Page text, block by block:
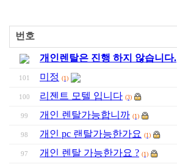
번호
개인렌탈은 진행 하지 않습니다.
101 미정 (1)
100 리젠트 모텔 입니다 (3)
99 개인 렌탈가능합니까 (1)
98 개인 pc 랜탈가능한가요 (1)
97 개인 렌탈 가능한가요 ? (1)